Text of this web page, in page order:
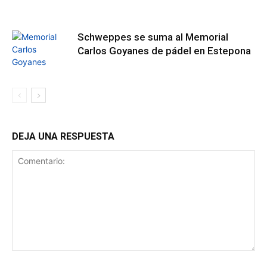
Schweppes se suma al Memorial
Carlos Goyanes de pádel en Estepona
DEJA UNA RESPUESTA